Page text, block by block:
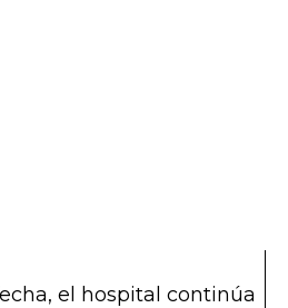
el hospital continúa